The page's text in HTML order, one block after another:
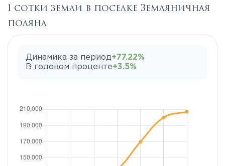
1 сотки земли в поселке Земляничная
поляна
Динамика за период+77.22%
В годовом проценте+3.5%